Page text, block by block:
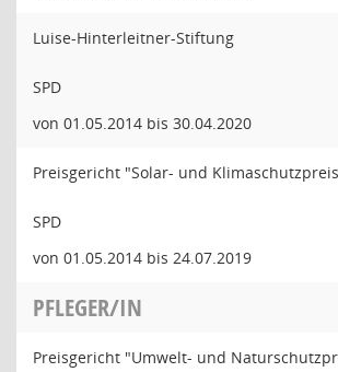
Luise-Hinterleitner-Stiftung
SPD
von 01.05.2014 bis 30.04.2020
Preisgericht "Solar- und
SPD
von 01.05.2014 bis 24.07.2019
PFLEGER/IN
Preisgericht "Umwelt- und